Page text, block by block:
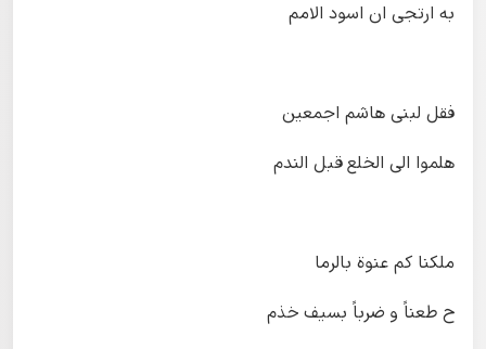
به ارتجی ان اسود الامم
فقل لبنی هاشم اجمعین
هلموا الی الخلع قبل الندم
ملکنا کم عنوة بالرما
ح طعناً و ضرباً بسیف خذم